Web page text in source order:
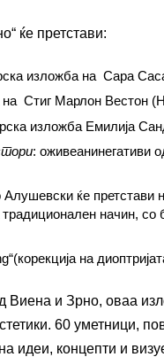
ќе претстави:
изложба на Сара
на Стиг Марлон Вестон
изложба Емилија
: оживеанинегативи
ќе претстави
начин,
на
Виена и Зрно, оваа
60 уметници,
идеи, концепти и